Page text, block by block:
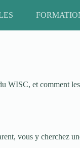
WISC, et comment
vous y cherchez